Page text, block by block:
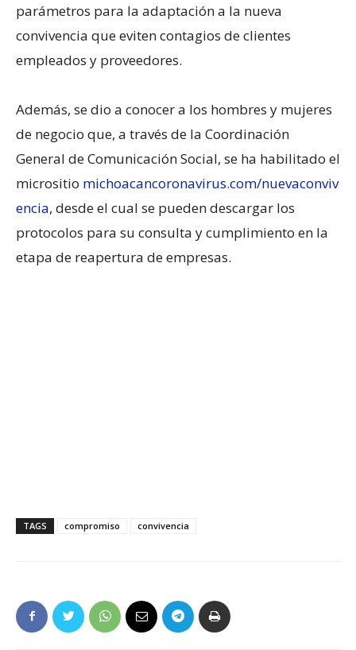
parámetros para la adaptación a la nueva
convivencia que eviten contagios de clientes
empleados y proveedores.
Además, se dio a conocer a los hombres y mujeres
de negocio que, a través de la Coordinación
General de Comunicación Social, se ha habilitado el
micrositio michoacancoronavirus.com/nuevaconviv
encia, desde el cual se pueden descargar los
protocolos para su consulta y cumplimiento en la
etapa de reapertura de empresas.
TAGS compromiso convivencia